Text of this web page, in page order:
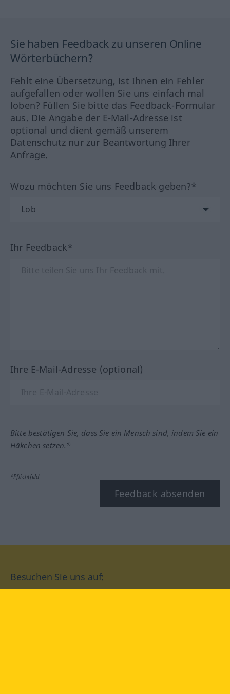
Sie haben Feedback zu unseren Online
Wörterbüchern?
Fehlt eine Übersetzung, ist Ihnen ein Fehler
aufgefallen oder wollen Sie uns einfach mal
loben? Füllen Sie bitte das Feedback-Formular
aus. Die Angabe der E-Mail-Adresse ist
optional und dient gemäß unserem
Datenschutz nur zur Beantwortung Ihrer
Anfrage.
Wozu möchten Sie uns Feedback geben?*
Ihr Feedback*
Ihre E-Mail-Adresse (optional)
Bitte bestätigen Sie, dass Sie ein Mensch sind, indem Sie ein
Häkchen setzen.*
*Pflichtfeld
Feedback absenden
Besuchen Sie uns auf: